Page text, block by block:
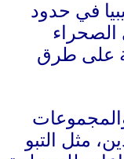
في حدود
الصحراء
على طرق
مثل التبو